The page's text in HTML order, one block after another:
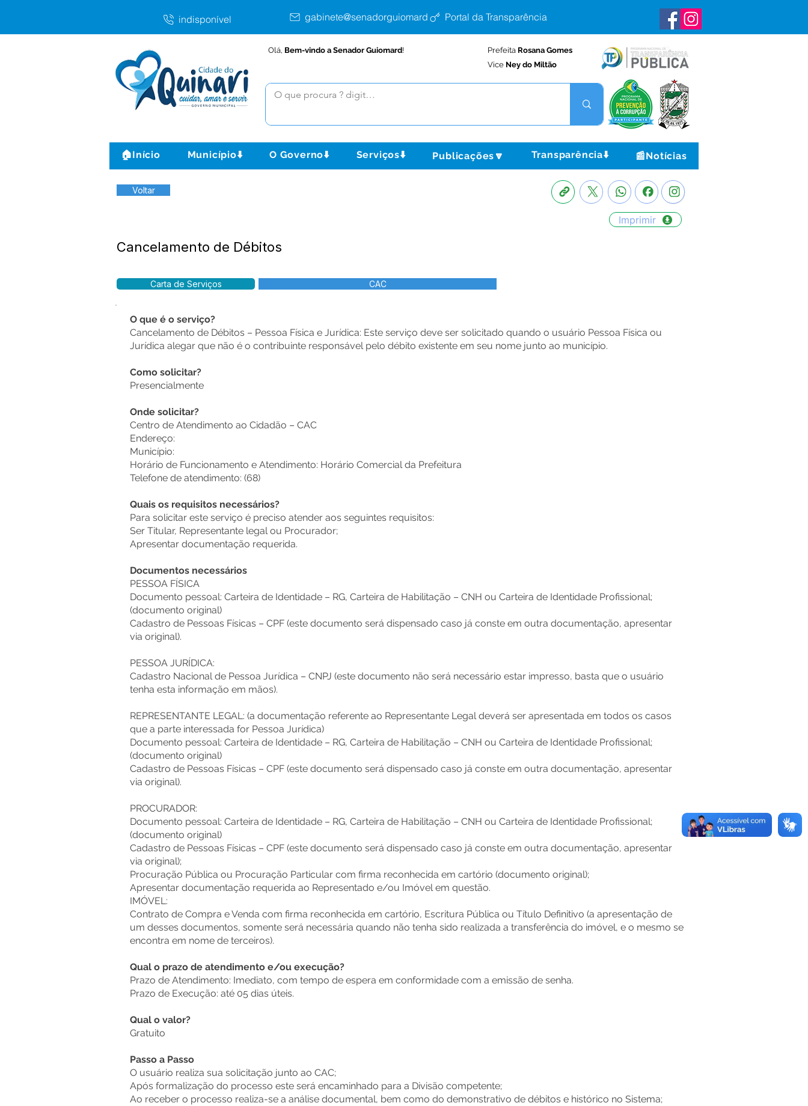
indisponível gabinete@senadorguiomard.ac.gov.brPortal da Transparência
Olá, Bem-vindo a Senador Guiomard! Prefeita Rosana Gomes
Vice Ney do Miltão
🏠Início Município⬇️ O Governo⬇️ Serviços⬇️ Publicações🔽 Transparência⬇️ 📰Notícias
Voltar
Imprimir
Cancelamento de Débitos
Carta de Serviços CAC
O que é o serviço?
Cancelamento de Débitos – Pessoa Física e Jurídica: Este serviço deve ser solicitado quando o usuário Pessoa Física ou
Jurídica alegar que não é o contribuinte responsável pelo débito existente em seu nome junto ao município.
Como solicitar?
Presencialmente
Onde solicitar?
Centro de Atendimento ao Cidadão – CAC
Endereço:
Município:
Horário de Funcionamento e Atendimento: Horário Comercial da Prefeitura
Telefone de atendimento: (68)
Quais os requisitos necessários?
Para solicitar este serviço é preciso atender aos seguintes requisitos:
Ser Titular, Representante legal ou Procurador;
Apresentar documentação requerida.
Documentos necessários
PESSOA FÍSICA
Documento pessoal: Carteira de Identidade – RG, Carteira de Habilitação – CNH ou Carteira de Identidade Profissional;
(documento original)
Cadastro de Pessoas Físicas – CPF (este documento será dispensado caso já conste em outra documentação, apresentar
via original).
PESSOA JURÍDICA:
Cadastro Nacional de Pessoa Jurídica – CNPJ (este documento não será necessário estar impresso, basta que o usuário
tenha esta informação em mãos).
REPRESENTANTE LEGAL: (a documentação referente ao Representante Legal deverá ser apresentada em todos os casos
que a parte interessada for Pessoa Jurídica)
Documento pessoal: Carteira de Identidade – RG, Carteira de Habilitação – CNH ou Carteira de Identidade Profissional;
(documento original)
Cadastro de Pessoas Físicas – CPF (este documento será dispensado caso já conste em outra documentação, apresentar
via original).
PROCURADOR:
Documento pessoal: Carteira de Identidade – RG, Carteira de Habilitação – CNH ou Carteira de Identidade Profissional;
(documento original)
Cadastro de Pessoas Físicas – CPF (este documento será dispensado caso já conste em outra documentação, apresentar
via original);
Procuração Pública ou Procuração Particular com firma reconhecida em cartório (documento original);
Apresentar documentação requerida ao Representado e/ou Imóvel em questão.
IMÓVEL:
Contrato de Compra e Venda com firma reconhecida em cartório, Escritura Pública ou Título Definitivo (a apresentação de
um desses documentos, somente será necessária quando não tenha sido realizada a transferência do imóvel, e o mesmo se
encontra em nome de terceiros).
Qual o prazo de atendimento e/ou execução?
Prazo de Atendimento: Imediato, com tempo de espera em conformidade com a emissão de senha.
Prazo de Execução: até 05 dias úteis.
Qual o valor?
Gratuito
Passo a Passo
O usuário realiza sua solicitação junto ao CAC;
Após formalização do processo este será encaminhado para a Divisão competente;
Ao receber o processo realiza-se a análise documental, bem como do demonstrativo de débitos e histórico no Sistema;